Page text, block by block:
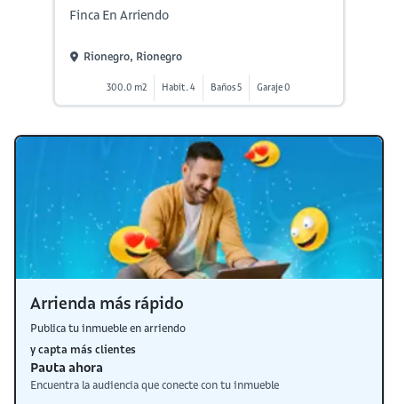
Finca En Arriendo
Rionegro, Rionegro
300.0 m2 Habit. 4 Baños 5 Garaje 0
Arrienda más rápido
Publica tu inmueble en arriendo
y capta más clientes
Pauta ahora
Encuentra la audiencia que conecte con tu inmueble